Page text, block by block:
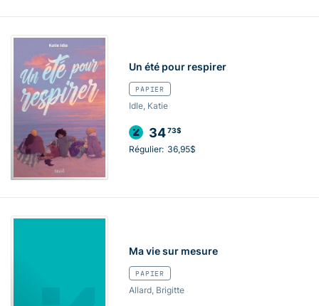
Un été pour respirer
PAPIER
Idle, Katie
3473$
Régulier: 36,95$
Ma vie sur mesure
PAPIER
Allard, Brigitte